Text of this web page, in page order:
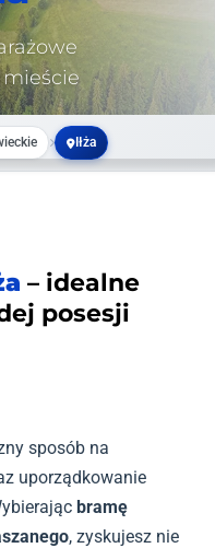
Iłża
– idealne
posesji
sposób na
uporządkowanie
bramę
, zyskujesz nie